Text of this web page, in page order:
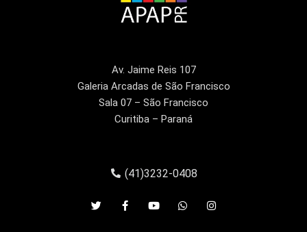
Av. Jaime Reis 107
Galeria Arcadas de São Francisco
Sala 07 – São Francisco
Curitiba – Paraná
(41)3232-0408